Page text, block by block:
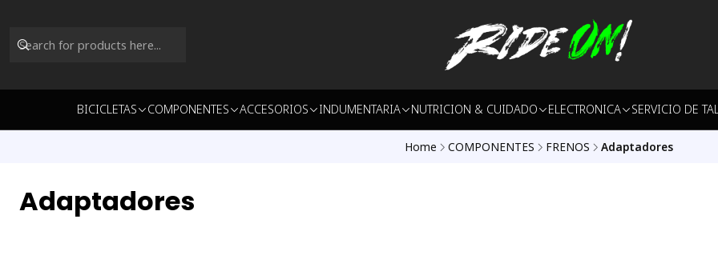
BICICLETAS COMPONENTES ACCESORIOS INDUMENTARIA NUTRICION & CUIDADO ELECTRONICA SERVICIO DE
Home COMPONENTES FRENOS Adaptadores
Adaptadores